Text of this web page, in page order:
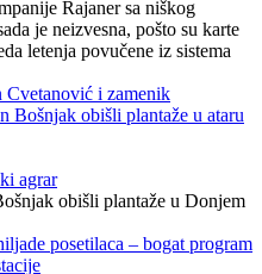
Rajaner sa niškog
je neizvesna, pošto su karte
letenja povučene iz sistema
agrar
obišli plantaže u Donjem